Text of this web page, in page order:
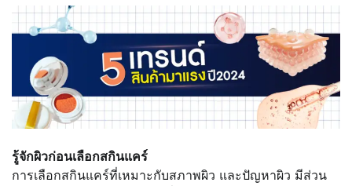
รู้จักผิวก่อนเลือกสกินแคร์
การเลือกสกินแคร์ที่เหมาะกับสภาพผิว และปัญหาผิว มีส่วน